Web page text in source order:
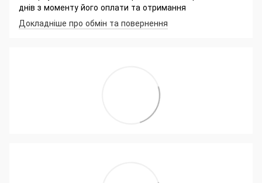
днів з моменту його оплати та отримання
Докладніше про обмін та повернення